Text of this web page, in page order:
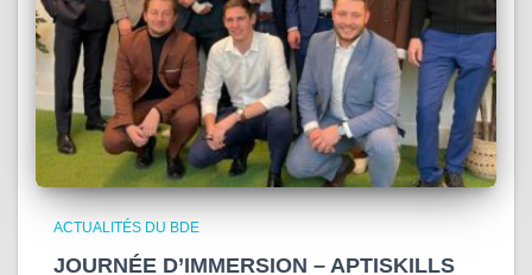
ACTUALITÉS DU BDE
JOURNÉE D’IMMERSION – APTISKILLS